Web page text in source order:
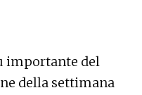
importante del
della settimana